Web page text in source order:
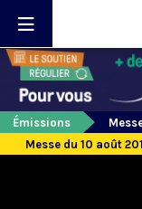
Émissions
Messe du 10 août